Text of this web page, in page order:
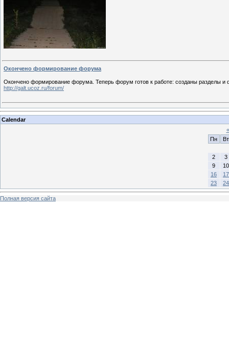
Окончено формирование форума
Окончено формирование форума. Теперь форум готов к работе: созданы разделы
http://galt.ucoz.ru/forum/
Calendar
«
Пн
Вт
2
3
9
10
16
17
23
24
Полная версия сайта